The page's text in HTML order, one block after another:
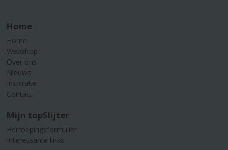
Home
Home
Webshop
Over ons
Nieuws
Inspiratie
Contact
Mijn topSlijter
Herroepingsformulier
Interessante links